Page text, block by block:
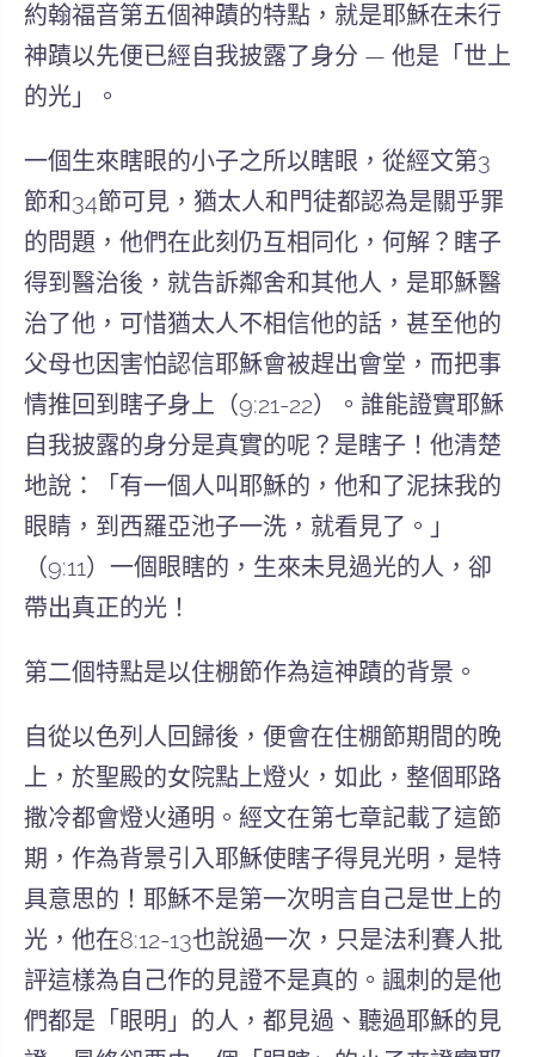
約翰福音第五個神蹟的特點，就是耶穌在未行
神蹟以先便已經自我披露了身分 — 他是「世上
的光」
。
一個生來瞎眼的小子之所以瞎眼，從經文第3
節和34節可見，猶太人和門徒都認為是關乎罪
的問題，他們在此刻仍互相同化，何解？瞎子
得到醫治後，就告訴鄰舍和其他人，是耶穌醫
治了他，可惜猶太人不相信他的話，甚至他的
父母也因害怕認信耶穌會被趕出會堂，而把事
情推回到瞎子身上（9:21-22）。誰能證實耶穌
自我披露的身分是真實的呢？是瞎子！他清楚
地說：「有一個人叫耶穌的，他和了泥抹我的
眼睛，到西羅亞池子一洗，就看見了。」
（9:11） 一個眼瞎的，生來未見過光的人，卻
帶出真正的光！
第二個特點是以住棚節作為這神蹟的背景。
自從以色列人回歸後，便會在住棚節期間的晚
上，於聖殿的女院點上燈火，如此，整個耶路
撒冷都會燈火通明。經文在第七章記載了這節
期，作為背景引入耶穌使瞎子得見光明， 是特
具意思的！耶穌不是第一次明言自己是世上的
光，他在8:12-13也說過一次，只是法利賽人批
評這樣為自己作的見證不是真的 。諷刺的是他
們都是「眼明」的人，都見過、聽過耶穌的見